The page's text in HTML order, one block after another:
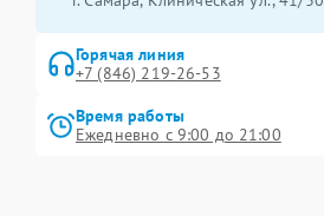
Горячая линия
+7 (846) 219-26-53
Время работы
Ежедневно с 9:00 до 21:00